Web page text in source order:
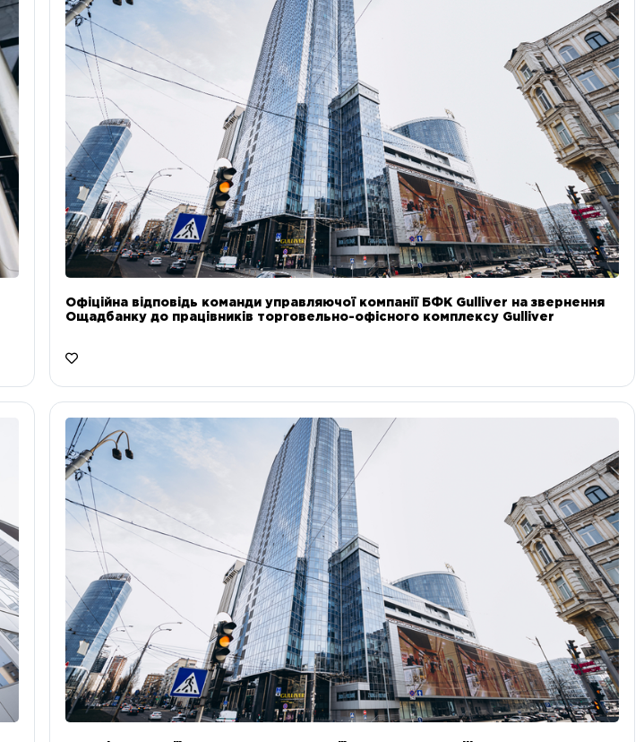
Офіційна відповідь команди управляючої компанії БФК Gulliver на звернення
Ощадбанку до працівників торговельно-офісного комплексу Gulliver